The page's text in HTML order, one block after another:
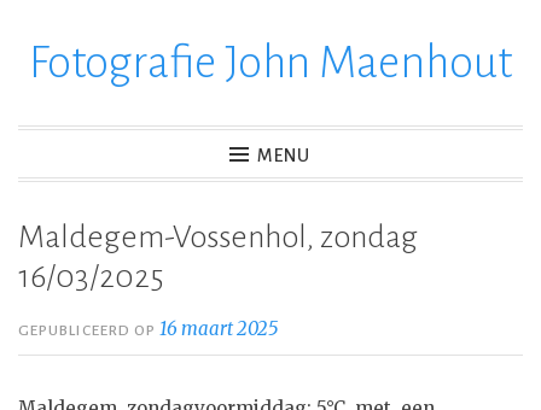
verderFotografie John Maenhout
MENU
Maldegem-Vossenhol, zondag
16/03/2025
GEPUBLICEERD OP16 maart 2025